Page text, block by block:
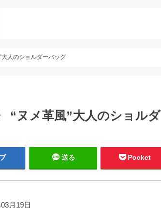
人のショルダーバッグ
“ヌメ革風”大人のショルダ
送る Pocket
月19日